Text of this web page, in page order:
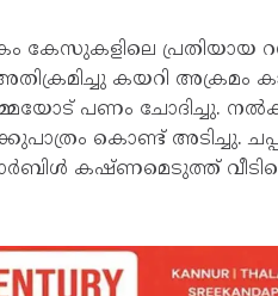
കേസുകളിലെ പ്രതിയായ
കയറി അക്രമം
പണം ചോദിച്ചു.
കൊണ്ട് അടിച്ചു.
കഷ്ണമെടുത്ത്